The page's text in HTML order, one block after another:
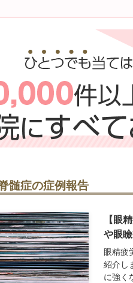
髄症の症例報告
【眼
や眼
眼精疲
紹介し
に強く